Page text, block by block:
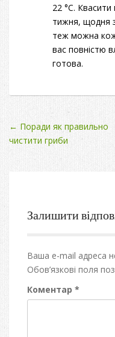
22 °С. Квасити
тижня, щодня
теж можна
вас повністю
готова.
Post
navigation
← Поради як правильно
чистити гриби
Залишити
Ваша e-mail адреса
Обов’язкові поля
Коментар *